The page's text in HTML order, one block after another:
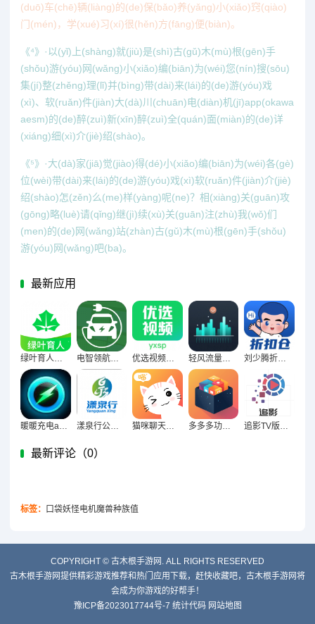
(duō)车(chē)辆(liàng)的(de)保(bǎo)养(yǎng)小(xiǎo)窍(qiào)
门(mén)，学(xué)习(xí)很(hěn)方(fāng)便(biàn)。
《⁴》·以(yǐ)上(shàng)就(jiù)是(shì)古(gǔ)木(mù)根(gēn)手
(shǒu)游(yóu)网(wǎng)小(xiǎo)编(biān)为(wéi)您(nín)搜(sōu)
集(jí)整(zhěng)理(lǐ)并(bìng)带(dài)来(lái)的(de)游(yóu)戏
(xì)、软(ruǎn)件(jiàn)大(dà)川(chuān)电(diàn)机(jī)app(okawa
aesm)的(de)醉(zuì)新(xīn)醉(zuì)全(quán)面(miàn)的(de)详
(xiáng)细(xì)介(jiè)绍(shào)。
《⁵》·大(dà)家(jiā)觉(jiào)得(dé)小(xiǎo)编(biān)为(wéi)各(gè)
位(wèi)带(dài)来(lái)的(de)游(yóu)戏(xì)软(ruǎn)件(jiàn)介(jiè)
绍(shào)怎(zěn)么(me)样(yàng)呢(ne)？相(xiàng)关(guān)攻
(gōng)略(luè)请(qǐng)继(jì)续(xù)关(guān)注(zhù)我(wǒ)们
(men)的(de)网(wǎng)站(zhàn)古(gǔ)木(mù)根(gēn)手(shǒu)
游(yóu)网(wǎng)吧(ba)。
最新应用
电智领航新能源充电下载 轻风流量宝软件下载安装
暖暖充电app手机版下载 漾泉行公交服务下载 猫咪聊天翻译器app手机版下载 多多多功能宝盒官方手机版下载 追影TV版下载免费版
最新评论（0）
标签： 口袋妖怪电机魔兽种族值
COPYRIGHT © 古木根手游网. ALL RIGHTS RESERVED
古木根手游网提供精彩游戏推荐和热门应用下载，赶快收藏吧，古木根手游网将
会成为你游戏的好帮手！
豫ICP备2023017744号-7 统计代码 网站地图